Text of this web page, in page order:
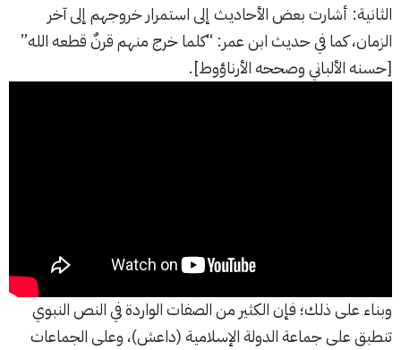
الثانية: أشارت بعض الأحاديث إلى استمرار خروجهم إلى آخر
الزمان، كما في حديث ابن عمر: “كلما خرج منهم قرنٌ قطعه الله”
[حسنه الألباني وصححه الأرناؤوط].
وبناء على ذلك؛ فإن الكثير من الصفات الواردة في النص النبوي
تنطبق على جماعة الدولة الإسلامية (داعش)، وعلى الجماعات